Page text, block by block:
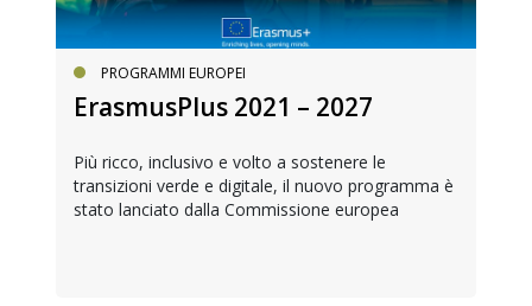
PROGRAMMI EUROPEI
ErasmusPlus 2021 – 2027
Più ricco, inclusivo e volto a sostenere le
transizioni verde e digitale, il nuovo programma è
stato lanciato dalla Commissione europea